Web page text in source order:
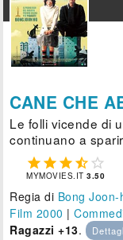
CANE CHE
Le folli vicende di
continuano a
    
MYMOVIES.IT3.50
Regia di Bong Joon-
Film 2000 |
Ragazzi +13.